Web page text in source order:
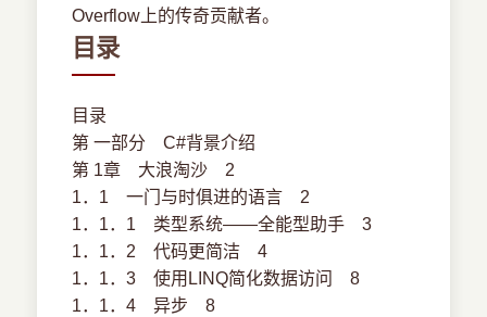
Overflow上的传奇贡献者。
目录
目录
第 一部分 C#背景介绍
第 1章 大浪淘沙 2
1．1 一门与时俱进的语言 2
1．1．1 类型系统——全能型助手 3
1．1．2 代码更简洁 4
1．1．3 使用LINQ简化数据访问 8
1．1．4 异步 8